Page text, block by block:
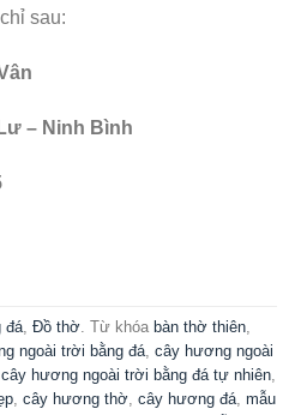
sau:
– Ninh Bình
đá Đồ thờ . Từ khóa bàn thờ thiên
ngoài trời bằng đá cây hương ngoài
cây hương ngoài trời bằng đá tự nhiên
cây hương thờ cây hương đá mẫu